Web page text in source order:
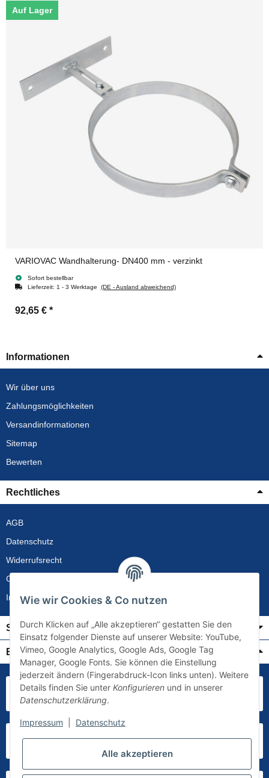
Auf Lager
VARIOVAC Wandhalterung- DN400 mm - verzinkt
Sofort bestellbar
Lieferzeit: 1 - 3 Werktage (DE - Ausland abweichend)
92,65 € *
Informationen
Wir über uns
Zahlungsmöglichkeiten
Versandinformationen
Sitemap
Bewerten
Rechtliches
AGB
Datenschutz
Widerrufsrecht
Gewährleistung
Impressum
Service
Bezahlung & Versand
Wie wir Cookies & Co nutzen
Durch Klicken auf „Alle akzeptieren“ gestatten Sie den
Einsatz folgender Dienste auf unserer Website: YouTube,
Vimeo, Google Analytics, Google Ads, Google Tag
Manager, Google Fonts. Sie können die Einstellung
jederzeit ändern (Fingerabdruck-Icon links unten). Weitere
Details finden Sie unter Konfigurieren und in unserer
Datenschutzerklärung.
Impressum Datenschutz
Alle akzeptieren